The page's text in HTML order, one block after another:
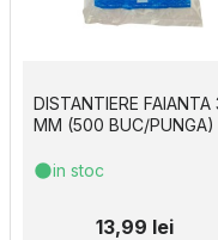
DISTANTIERE FAIANTA
MM (500 BUC/PUNGA)
in stoc
13,99 lei